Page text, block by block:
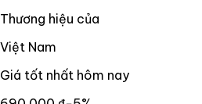
Thương hiệu của
Việt Nam
Giá tốt nhất hôm nay